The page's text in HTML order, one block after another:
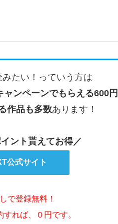
たい！っていう方は
ャンペーンでもらえる600
作品も多数あります！
ント貰えてお得／
公式サイト
で登録無料！
れば、０円です。